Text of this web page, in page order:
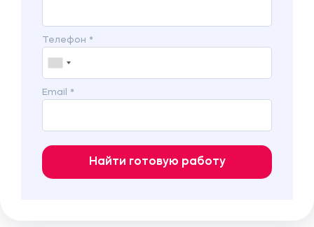
Телефон *
Email *
Найти готовую работу